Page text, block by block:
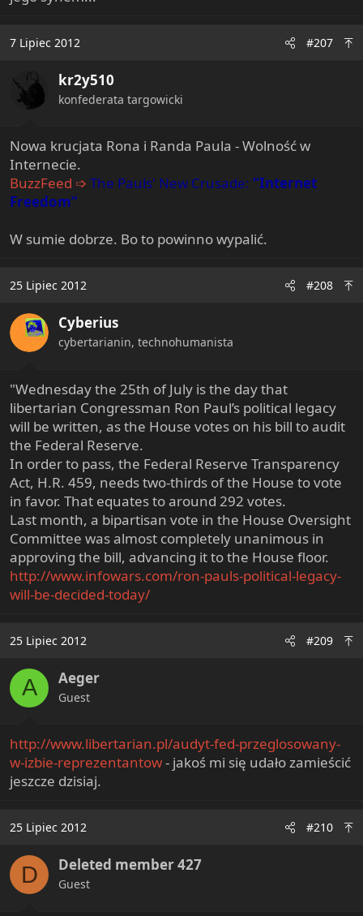
7 Lipiec 2012 #207
kr2y510
konfederata targowicki
Nowa krucjata Rona i Randa Paula - Wolność w
Internecie.
BuzzFeed ➩ The Pauls' New Crusade: “Internet
Freedom”
W sumie dobrze. Bo to powinno wypalić.
25 Lipiec 2012 #208
Cyberius
cybertarianin, technohumanista
"Wednesday the 25th of July is the day that
libertarian Congressman Ron Paul’s political legacy
will be written, as the House votes on his bill to audit
the Federal Reserve.
In order to pass, the Federal Reserve Transparency
Act, H.R. 459, needs two-thirds of the House to vote
in favor. That equates to around 292 votes.
Last month, a bipartisan vote in the House Oversight
Committee was almost completely unanimous in
approving the bill, advancing it to the House floor.
http://www.infowars.com/ron-pauls-political-legacy-
will-be-decided-today/
25 Lipiec 2012 #209
A Aeger
Guest
http://www.libertarian.pl/audyt-fed-przeglosowany-
w-izbie-reprezentantow- jakoś mi się udało zamieścić
jeszcze dzisiaj.
25 Lipiec 2012 #210
D Deleted member 427
Guest